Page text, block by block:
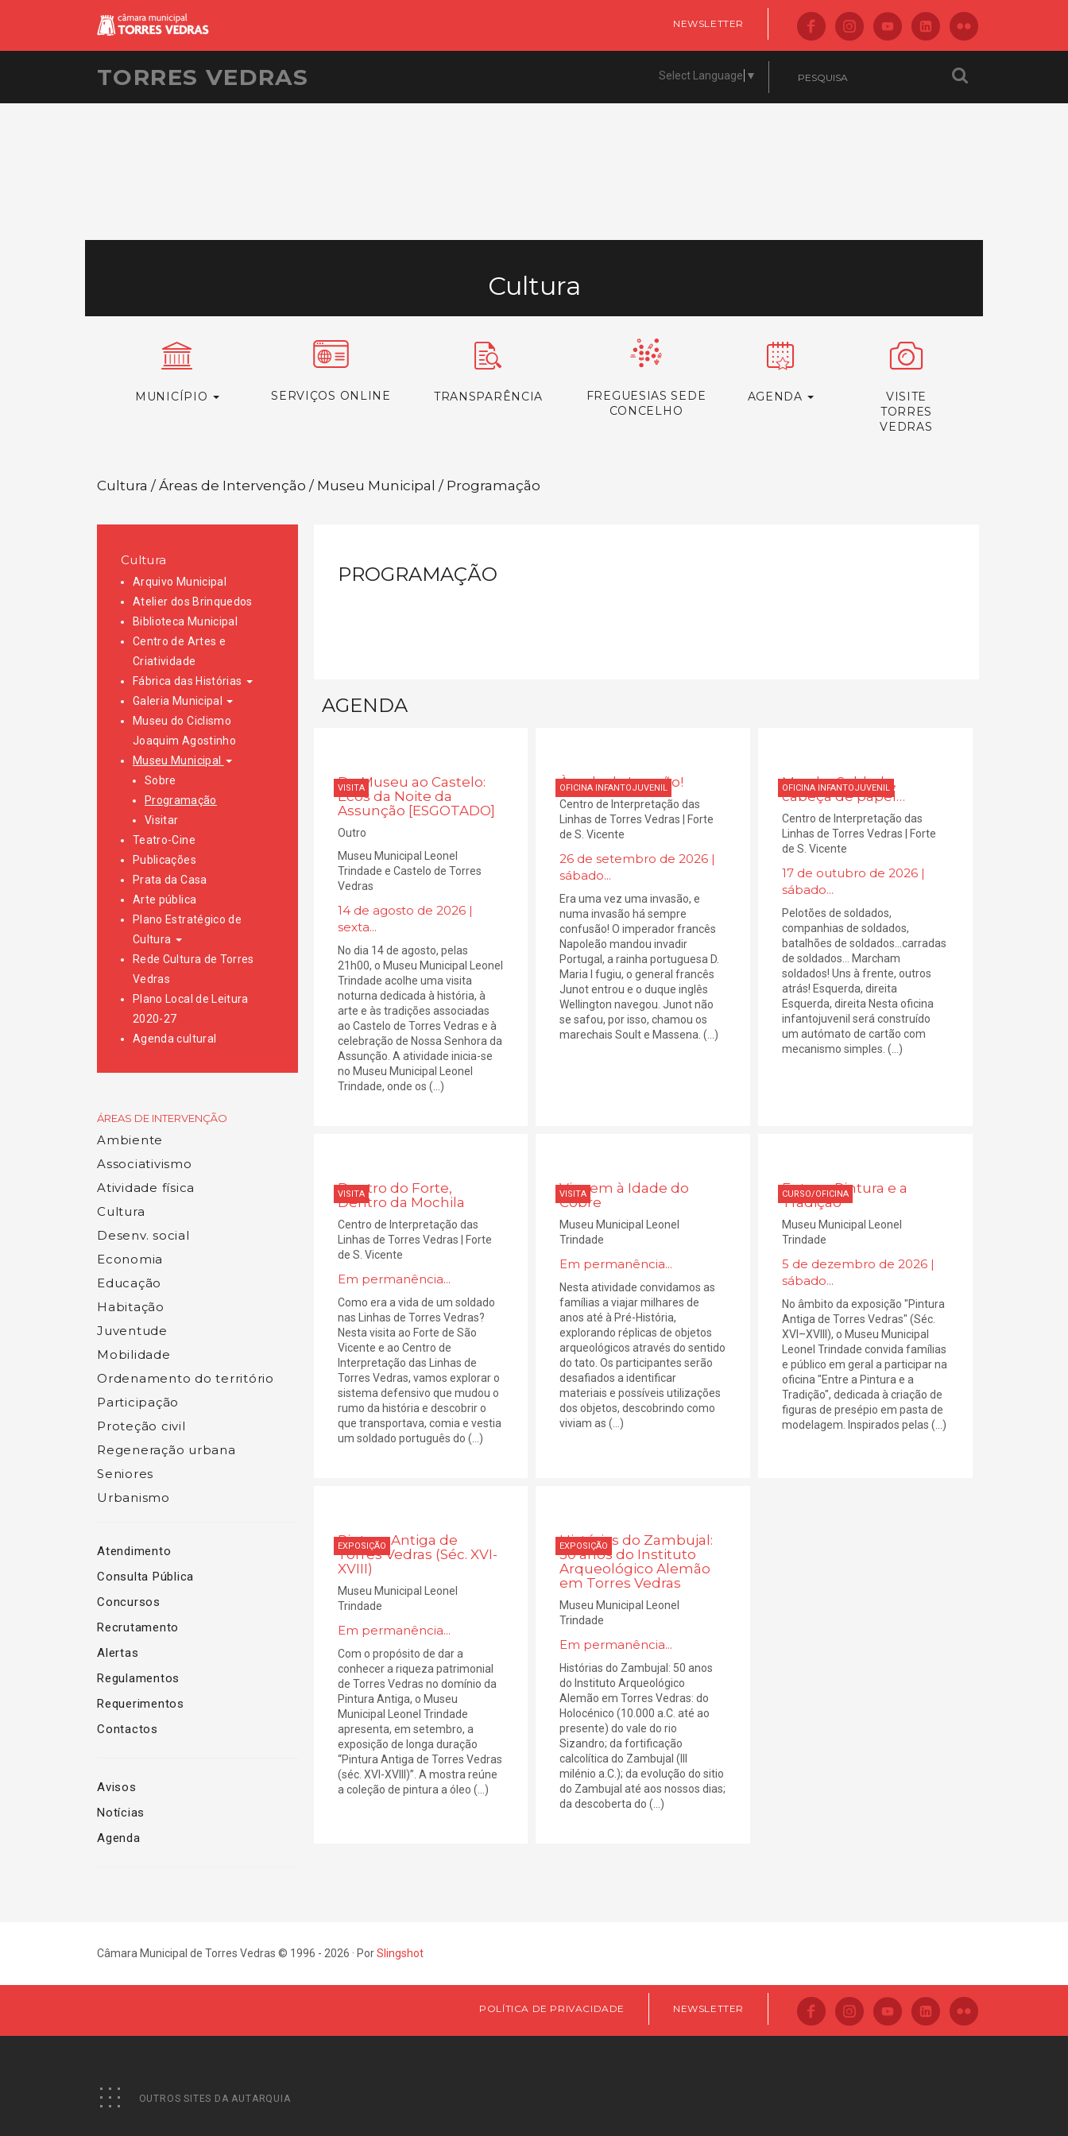
NEWSLETTER
TORRES VEDRAS Select Language ▼
Cultura
MUNICÍPIO SERVIÇOS ONLINE TRANSPARÊNCIA
FREGUESIAS SEDE
CONCELHO
AGENDA
VISITE
TORRES
VEDRAS
Cultura / Áreas de Intervenção / Museu Municipal / Programação
Cultura
Arquivo Municipal
Atelier dos Brinquedos
Biblioteca Municipal
Centro de Artes e
Criatividade
Fábrica das Histórias
Galeria Municipal
Museu do Ciclismo
Joaquim Agostinho
Museu Municipal
Sobre
Programação
Visitar
Teatro-Cine
Publicações
Prata da Casa
Arte pública
Plano Estratégico de
Cultura
Rede Cultura de Torres
Vedras
Plano Local de Leitura
2020-27
Agenda cultural
ÁREAS DE INTERVENÇÃO
Ambiente
Associativismo
Atividade física
Cultura
Desenv. social
Economia
Educação
Habitação
Juventude
Mobilidade
Ordenamento do território
Participação
Proteção civil
Regeneração urbana
Seniores
Urbanismo
Atendimento
Consulta Pública
Concursos
Recrutamento
Alertas
Regulamentos
Requerimentos
Contactos
Avisos
Notícias
Agenda
PROGRAMAÇÃO
AGENDA
VISITA
Do Museu ao Castelo:
Ecos da Noite da
Assunção [ESGOTADO]
Outro
Museu Municipal Leonel
Trindade e Castelo de Torres
Vedras
14 de agosto de 2026 |
sexta...
No dia 14 de agosto, pelas
21h00, o Museu Municipal Leonel
Trindade acolhe uma visita
noturna dedicada à história, à
arte e às tradições associadas
ao Castelo de Torres Vedras e à
celebração de Nossa Senhora da
Assunção. A atividade inicia-se
no Museu Municipal Leonel
Trindade, onde os (...)
OFICINA INFANTOJUVENIL
À roda da Invasão!
Centro de Interpretação das
Linhas de Torres Vedras | Forte
de S. Vicente
26 de setembro de 2026 |
sábado...
Era uma vez uma invasão, e
numa invasão há sempre
confusão! O imperador francês
Napoleão mandou invadir
Portugal, a rainha portuguesa D.
Maria I fugiu, o general francês
Junot entrou e o duque inglês
Wellington navegou. Junot não
se safou, por isso, chamou os
marechais Soult e Massena. (...)
OFICINA INFANTOJUVENIL
Marcha Soldado,
cabeça de papel…
Centro de Interpretação das
Linhas de Torres Vedras | Forte
de S. Vicente
17 de outubro de 2026 |
sábado...
Pelotões de soldados,
companhias de soldados,
batalhões de soldados…carradas
de soldados… Marcham
soldados! Uns à frente, outros
atrás! Esquerda, direita
Esquerda, direita Nesta oficina
infantojuvenil será construído
um autómato de cartão com
mecanismo simples. (...)
VISITA
Dentro do Forte,
Dentro da Mochila
Centro de Interpretação das
Linhas de Torres Vedras | Forte
de S. Vicente
Em permanência...
Como era a vida de um soldado
nas Linhas de Torres Vedras?
Nesta visita ao Forte de São
Vicente e ao Centro de
Interpretação das Linhas de
Torres Vedras, vamos explorar o
sistema defensivo que mudou o
rumo da história e descobrir o
que transportava, comia e vestia
um soldado português do (...)
VISITA
Viagem à Idade do
Cobre
Museu Municipal Leonel
Trindade
Em permanência...
Nesta atividade convidamos as
famílias a viajar milhares de
anos até à Pré-História,
explorando réplicas de objetos
arqueológicos através do sentido
do tato. Os participantes serão
desafiados a identificar
materiais e possíveis utilizações
dos objetos, descobrindo como
viviam as (...)
CURSO/OFICINA
Entre a Pintura e a
Tradição
Museu Municipal Leonel
Trindade
5 de dezembro de 2026 |
sábado...
No âmbito da exposição "Pintura
Antiga de Torres Vedras" (Séc.
XVI–XVIII), o Museu Municipal
Leonel Trindade convida famílias
e público em geral a participar na
oficina "Entre a Pintura e a
Tradição", dedicada à criação de
figuras de presépio em pasta de
modelagem. Inspirados pelas (...)
EXPOSIÇÃO
Pintura Antiga de
Torres Vedras (Séc. XVI-
XVIII)
Museu Municipal Leonel
Trindade
Em permanência...
Com o propósito de dar a
conhecer a riqueza patrimonial
de Torres Vedras no domínio da
Pintura Antiga, o Museu
Municipal Leonel Trindade
apresenta, em setembro, a
exposição de longa duração
“Pintura Antiga de Torres Vedras
(séc. XVI-XVIII)”. A mostra reúne
a coleção de pintura a óleo (...)
EXPOSIÇÃO
Histórias do Zambujal:
50 anos do Instituto
Arqueológico Alemão
em Torres Vedras
Museu Municipal Leonel
Trindade
Em permanência...
Histórias do Zambujal: 50 anos
do Instituto Arqueológico
Alemão em Torres Vedras: do
Holocénico (10.000 a.C. até ao
presente) do vale do rio
Sizandro; da fortificação
calcolítica do Zambujal (III
milénio a.C.); da evolução do sitio
do Zambujal até aos nossos dias;
da descoberta do (...)
Câmara Municipal de Torres Vedras © 1996 - 2026 · PorSlingshot
POLÍTICA DE PRIVACIDADE NEWSLETTER
OUTROS SITES DA AUTARQUIA